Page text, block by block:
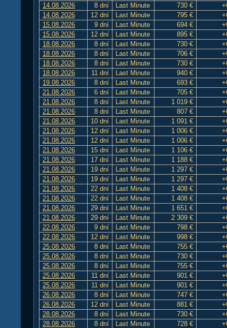
14.08.2026
8 dní Last Minute 730 €
14.08.2026
12 dní Last Minute 795 €
15.08.2026
9 dní Last Minute 694 €
15.08.2026
12 dní Last Minute 895 €
18.08.2026
8 dní Last Minute 730 €
18.08.2026
8 dní Last Minute 706 €
18.08.2026
8 dní Last Minute 730 €
18.08.2026
11 dní Last Minute 940 €
19.08.2026
8 dní Last Minute 693 €
21.08.2026
6 dní Last Minute 705 €
21.08.2026
8 dní Last Minute 1 019 €
21.08.2026
8 dní Last Minute 807 €
21.08.2026
10 dní Last Minute 1 091 €
21.08.2026
12 dní Last Minute 1 006 €
21.08.2026
12 dní Last Minute 1 006 €
21.08.2026
15 dní Last Minute 1 106 €
21.08.2026
17 dní Last Minute 1 188 €
21.08.2026
19 dní Last Minute 1 297 €
21.08.2026
19 dní Last Minute 1 297 €
21.08.2026
22 dní Last Minute 1 408 €
21.08.2026
22 dní Last Minute 1 408 €
21.08.2026
29 dní Last Minute 1 651 €
21.08.2026
29 dní Last Minute 2 309 €
22.08.2026
9 dní Last Minute 798 €
22.08.2026
12 dní Last Minute 998 €
25.08.2026
8 dní Last Minute 755 €
25.08.2026
8 dní Last Minute 730 €
25.08.2026
8 dní Last Minute 755 €
25.08.2026
11 dní Last Minute 901 €
25.08.2026
11 dní Last Minute 901 €
26.08.2026
8 dní Last Minute 747 €
26.08.2026
12 dní Last Minute 881 €
28.08.2026
8 dní Last Minute 730 €
28.08.2026
8 dní Last Minute 728 €